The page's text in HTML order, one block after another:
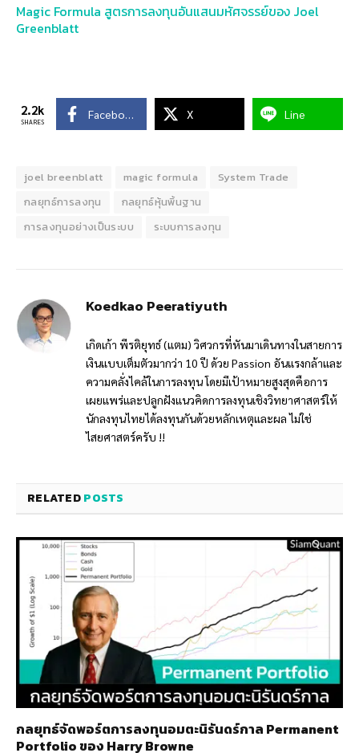
Magic Formula สูตรการลงทุนอันแสนมหัศจรรย์ของ Joel
Greenblatt
2.2k
SHARES
Facebook X Line
joel breenblatt magic formula
System Trade
กลยุทธ์การลงทุน
กลยุทธ์หุ้นพิ้นฐาน
การลงทุนอย่างเป็นระบบ
ระบบการลงทุน
Koedkao Peeratiyuth
เกิดเก้า พีรติยุทธ์ (แตม) วิศวกรที่หันมาเดินทางในสายการ
เงินแบบเต็มตัวมากว่า 10 ปี ด้วย Passion อันแรงกล้าและ
ความคลั่งไคล้ในการลงทุน โดยมีเป้าหมายสูงสุดคือการ
เผยแพร่และปลูกฝังแนวคิดการลงทุนเชิงวิทยาศาสตร์ให้
นักลงทุนไทยได้ลงทุนกันด้วยหลักเหตุและผล ไม่ใช่
ไสยศาสตร์ครับ !!
RELATEDPOSTS
กลยุทธ์​จัดพอร์ตการลงทุนอมตะนิรันดร์กาล Permanent
Portfolio ของ Harry Browne